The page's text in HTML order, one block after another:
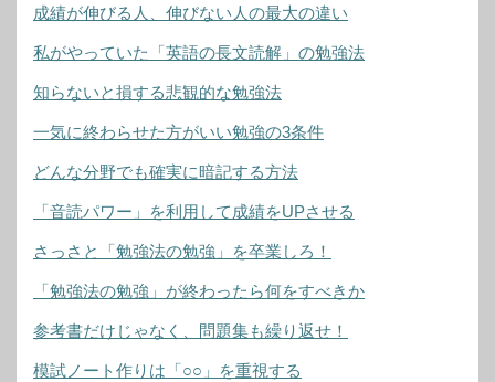
成績が伸びる人、伸びない人の最大の違い
私がやっていた「英語の長文読解」の勉強法
知らないと損する悲観的な勉強法
一気に終わらせた方がいい勉強の3条件
どんな分野でも確実に暗記する方法
「音読パワー」を利用して成績をUPさせる
さっさと「勉強法の勉強」を卒業しろ！
「勉強法の勉強」が終わったら何をすべきか
参考書だけじゃなく、問題集も繰り返せ！
模試ノート作りは「○○」を重視する